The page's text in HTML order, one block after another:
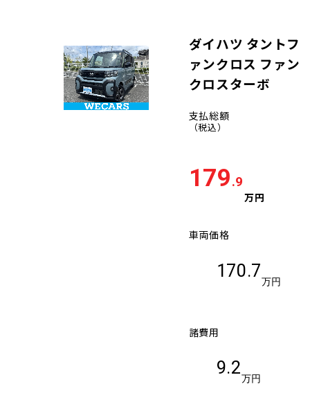
ダイハツ タントフ
ァンクロス ファン
クロスターボ
支払総額
（税込）
179.9
万円
車両価格
170.7
万円
諸費用
9.2
万円